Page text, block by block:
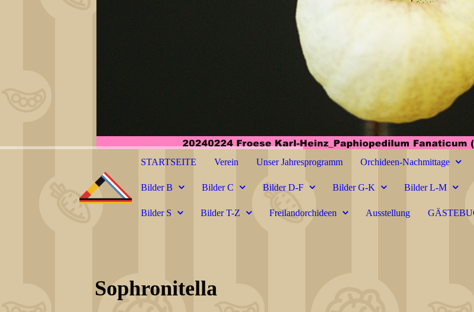
STARTSEITE Verein Unser Jahresprogramm Orchideen-Nachmittage
Bilder B Bilder C Bilder D-F Bilder G-K Bilder L-M
Bilder S Bilder T-Z Freilandorchideen Ausstellung
Sophronitella